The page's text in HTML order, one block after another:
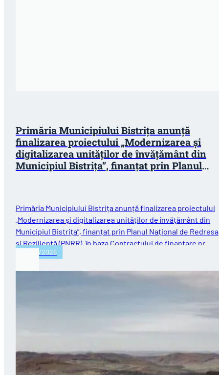
Primăria Municipiului Bistrița anunță
finalizarea proiectului „Modernizarea și
digitalizarea unităților de învățământ din
Municipiul Bistrița”, finanțat prin Planul
Primăria Municipiului Bistrița anunță finalizarea proiectului
„Modernizarea și digitalizarea unităților de învățământ din
Municipiul Bistrița”, finanțat prin Planul Național de
și Reziliență (PNRR), în baza Contractului de finanțare nr.…
30/07/2026